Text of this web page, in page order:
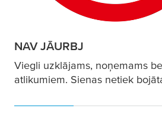
NAV JĀURBJ
Viegli uzklājams, noņemams
atlikumiem. Sienas netiek